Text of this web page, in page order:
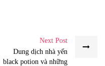
Next Post
Dung dịch nhà yến
black potion và những